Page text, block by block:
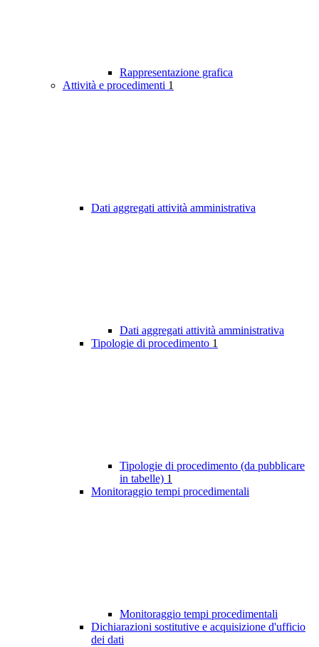
Rappresentazione grafica
Attività e procedimenti 1
Dati aggregati attività amministrativa
Dati aggregati attività amministrativa
Tipologie di procedimento 1
Tipologie di procedimento (da pubblicare
in tabelle) 1
Monitoraggio tempi procedimentali
Monitoraggio tempi procedimentali
Dichiarazioni sostitutive e acquisizione d'ufficio
dei dati